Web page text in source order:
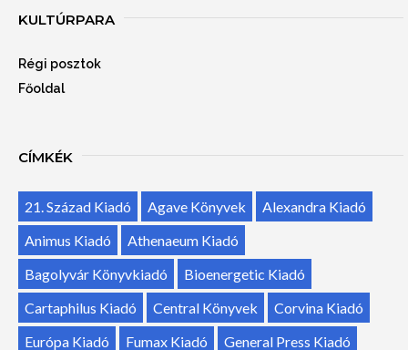
KULTÚRPARA
Régi posztok
Főoldal
CÍMKÉK
21. Század Kiadó Agave Könyvek
Alexandra Kiadó
Animus Kiadó
Athenaeum Kiadó
Bagolyvár Könyvkiadó
Bioenergetic Kiadó
Cartaphilus Kiadó
Central Könyvek
Corvina Kiadó
Európa Kiadó
Fumax Kiadó
General Press Kiadó